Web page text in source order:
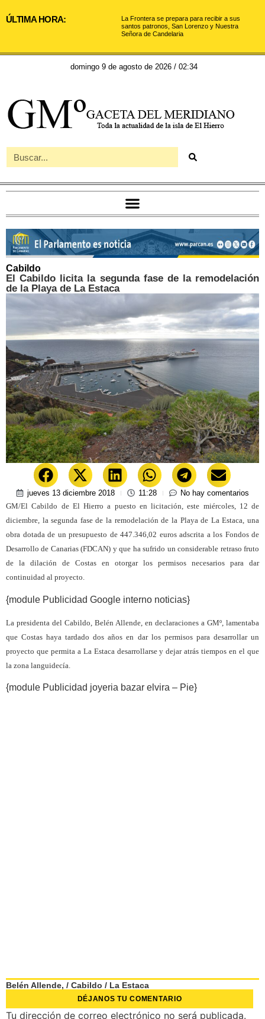
ÚLTIMA HORA:
La Frontera se prepara para recibir a sus
santos patronos, San Lorenzo y Nuestra
Señora de Candelaria
domingo 9 de agosto de 2026 / 02:34
Cabildo
El Cabildo licita la segunda fase de la remodelación
de la Playa de La Estaca
jueves 13 diciembre 2018 11:28
No hay comentarios
GM/El Cabildo de El Hierro a puesto en licitación, este miércoles, 12 de
diciembre, la segunda fase de la remodelación de la Playa de La Estaca, una
obra dotada de un presupuesto de 447.346,02 euros adscrita a los Fondos de
Desarrollo de Canarias (FDCAN) y que ha sufrido un considerable retraso fruto
de la dilación de Costas en otorgar los permisos necesarios para dar
continuidad al proyecto.
{module Publicidad Google interno noticias}
La presidenta del Cabildo, Belén Allende, en declaraciones a GMº, lamentaba
que Costas haya tardado dos años en dar los permisos para desarrollar un
proyecto que permita a La Estaca desarrollarse y dejar atrás tiempos en el que
la zona languidecía.
{module Publicidad joyeria bazar elvira – Pie}
Belén Allende, / Cabildo / La Estaca
DÉJANOS TU COMENTARIO
Tu dirección de correo electrónico no será publicada.